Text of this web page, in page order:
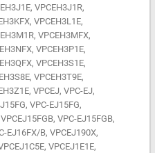
VPCEH3J1R,
VPCEH3L1E,
VPCEH3MFX,
VPCEH3P1E,
VPCEH3S1E,
VPCEH3T9E,
VPCEJ, VPC-EJ,
VPC-EJ15FG,
VPC-EJ15FGB,
EJ16FX/B, VPCEJ190X,
VPCEJ1E1E,